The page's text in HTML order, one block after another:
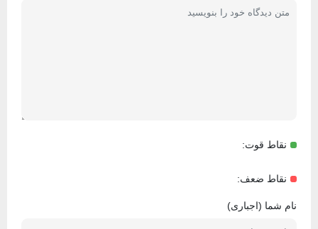
نقاط قوت:
نقاط ضعف:
نام شما (اجباری)